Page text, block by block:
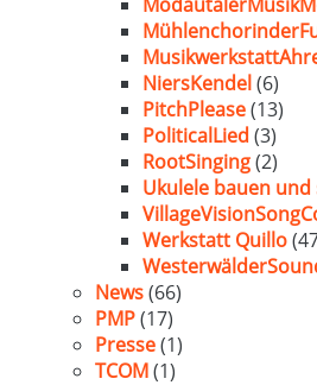
NiersKendel(6)
PitchPlease(13)
PoliticalLied (3)
RootSinging(2)
Ukulele bauen und
Werkstatt Quillo
News(66)
PMP(17)
Presse(1)
TCOM(1)